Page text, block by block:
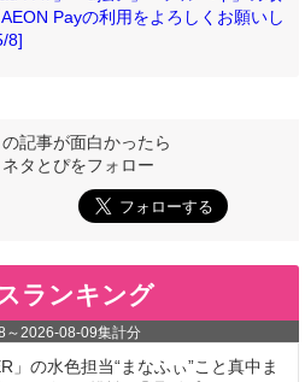
Payの利用をよろしくお願いし
8]
の記事が面白かったら
ネタとぴをフォロー
ランキング
～2026-08-09集計分
」の水色担当“まなふぃ”こと真中ま